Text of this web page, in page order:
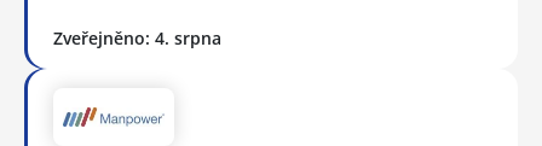
Zveřejněno: 4. srpna